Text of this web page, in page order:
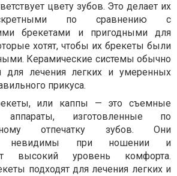
цвету зубов. Это делает их
по сравнению с
брекетами и пригодными для
хотят, чтобы их брекеты были
Керамические системы обычно
для лечения легких и умеренных
прикуса.
или каппы — это съемные
аппараты, изготовленные по
отпечатку зубов. Они
невидимы при ношении и
высокий уровень комфорта.
подходят для лечения легких и